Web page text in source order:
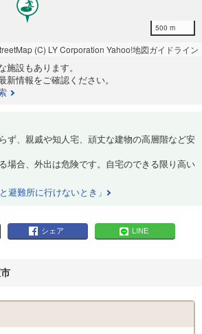
500 m
(C) LY Corporation Yahoo!地図ガイドライン
施設もあります。
新情報をご確認ください。
ず、親戚や知人宅、頑丈な建物の高層階など安
場合、外出は危険です。自宅のできる限り高い
避難所に行けないとき」
シェア LINE